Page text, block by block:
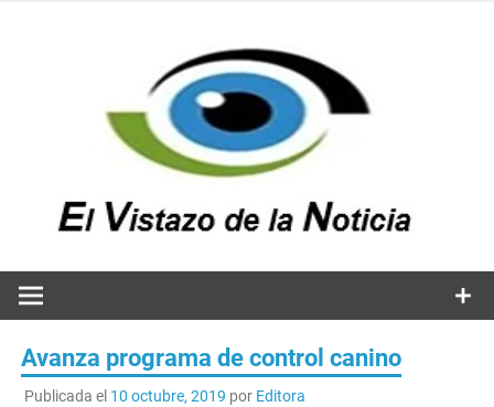
Avanza programa de control canino
Publicada el 10 octubre, 2019 por Editora